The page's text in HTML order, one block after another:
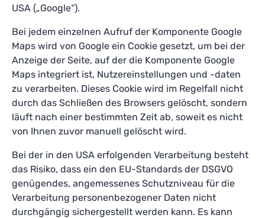
USA („Google“).
Bei jedem einzelnen Aufruf der Komponente Google
Maps wird von Google ein Cookie gesetzt, um bei der
Anzeige der Seite, auf der die Komponente Google
Maps integriert ist, Nutzereinstellungen und -daten
zu verarbeiten. Dieses Cookie wird im Regelfall nicht
durch das Schließen des Browsers gelöscht, sondern
läuft nach einer bestimmten Zeit ab, soweit es nicht
von Ihnen zuvor manuell gelöscht wird.
Bei der in den USA erfolgenden Verarbeitung besteht
das Risiko, dass ein den EU-Standards der DSGVO
genügendes, angemessenes Schutzniveau für die
Verarbeitung personenbezogener Daten nicht
durchgängig sichergestellt werden kann. Es kann